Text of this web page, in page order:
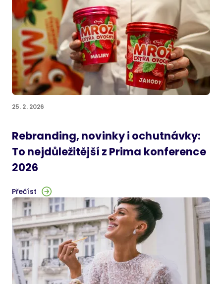
25. 2. 2026
Rebranding, novinky i ochutnávky:
To nejdůležitější z Prima konference
2026
Přečíst